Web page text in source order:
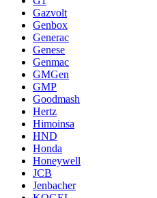
Gazvolt
Genbox
Generac
Genese
Genmac
GMGen
GMP
Goodmash
Hertz
Himoinsa
HND
Honda
Honeywell
JCB
Jenbacher